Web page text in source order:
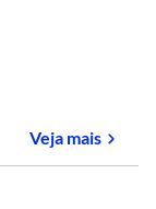
Veja maissobre